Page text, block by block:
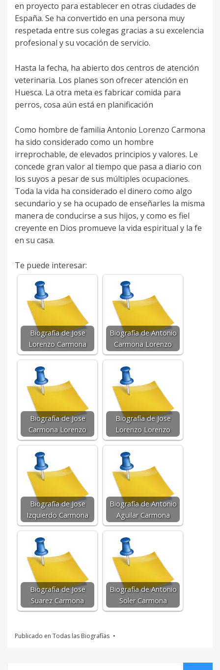
en proyecto para establecer en otras ciudades de
España. Se ha convertido en una persona muy
respetada entre sus colegas gracias a su excelencia
profesional y su vocación de servicio.
Hasta la fecha, ha abierto dos centros de atención
veterinaria. Los planes son ofrecer atención en
Huesca. La otra meta es fabricar comida para
perros, cosa aún está en planificación
Como hombre de familia Antonio Lorenzo Carmona
ha sido considerado como un hombre
irreprochable, de elevados principios y valores. Le
concede gran valor al tiempo que pasa a diario con
los suyos a pesar de sus múltiples ocupaciones.
Toda la vida ha considerado el dinero como algo
secundario y se ha ocupado de enseñarles la misma
manera de conducirse a sus hijos, y como es fiel
creyente en Dios promueve la vida espiritual y la fe
en su casa.
Te puede interesar:
Biografía de Jose
Lorenzo Carmona
Biografía de Antonio
Carmona Lorenzo
Biografía de Jose
Carmona Lorenzo
Biografía de Jose
Lorenzo Lorenzo
Biografía de Jose
Izquierdo Carmona
Biografía de Antonio
Aguilar Carmona
Biografía de Jose
Suarez Carmona
Biografía de Antonio
Soler Carmona
Publicado en Todas las Biografías